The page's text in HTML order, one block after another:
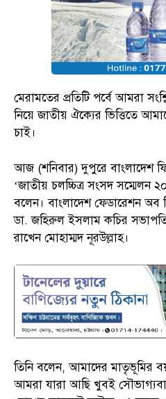
মেরামতের প্রতিটি পর্বে আমরা
নিয়ে জাতীয় ঐক্যের ভিত্তিতে
চাই।
আজ (শনিবার) দুপুরে বাংলাদেশ
‘জাতীয় চলচ্চিত্র সংসদ সম্মেলন
বলেন। বাংলাদেশ ফেডারেশন অব
ডা. জহিরুল ইসলাম কচির
রাখেন মোহাম্মদ নূরউল্লাহ।
তিনি বলেন, আমাদের মাতৃভূমির
আমরা যারা আছি খুবই